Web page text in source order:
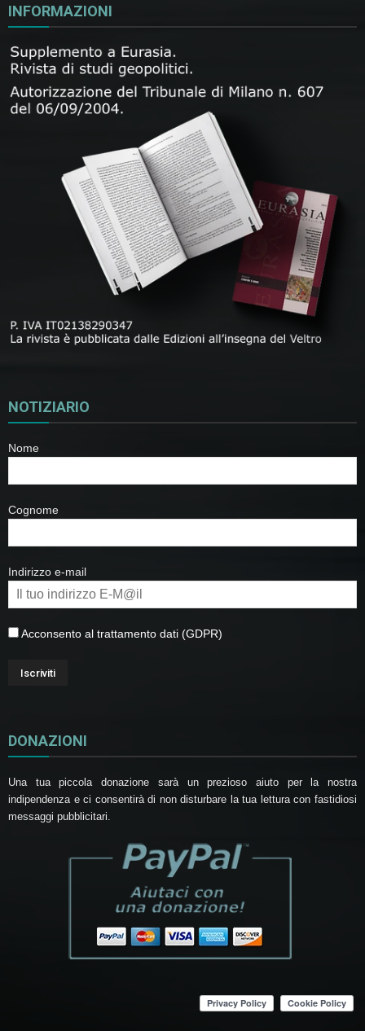
INFORMAZIONI
NOTIZIARIO
Nome
Cognome
Indirizzo e-mail
Acconsento al trattamento dati (GDPR)
DONAZIONI
Una tua piccola donazione sarà un prezioso aiuto per la nostra
indipendenza e ci consentirà di non disturbare la tua lettura con fastidiosi
messaggi pubblicitari.